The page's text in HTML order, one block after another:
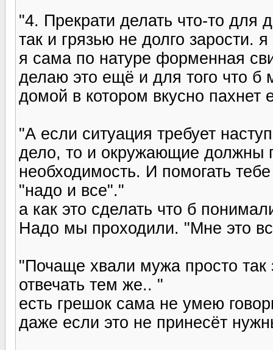
"4. Прекрати делать что-то для
так и грязью не долго
я сама по натуре форменная
делаю это ещё и для того что
домой в котором вкусно пахнет
"А если ситуация требует
дело, то и окружающие должны
необходимость. И помогать
"надо и все"."
а как это сделать что б
Надо мы проходили. "Мне это
"Почаще хвали мужа просто так
отвечать тем же.. "
есть грешок сама не умею
даже если это не принесёт